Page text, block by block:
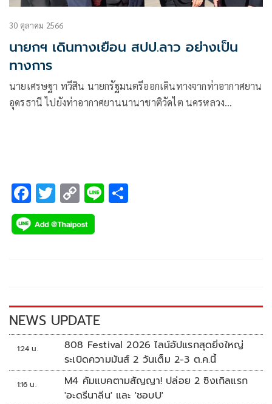
30 ตุลาคม 2566
นายกฯ เดินทางเยือน สปป.ลาว อย่างเป็น
ทางการ
นายเศรษฐา ทวีสิน นายกรัฐมนตรีออกเดินทางจากท่าอากาศยาน
อุดรธานี ไปยังท่าอากาศยานนานาชาติวัดไต นครหลวง
F
ac
e
k
T
wi
tt
C
o
p
k
Li
NEWS UPDATE
1:24 น.
808 Festival 2026 ไลน์อัปแรกสุดยิ่งใหญ่
ระเบิดความมันส์ 2 วันเต็ม 2-3 ต.ค.นี้
1:16 น.
M4 คัมแบคตามสัญญา! ปล่อย 2 ซิงเกิลแรก
'อะดรีนาลีน' และ 'ชอบU'